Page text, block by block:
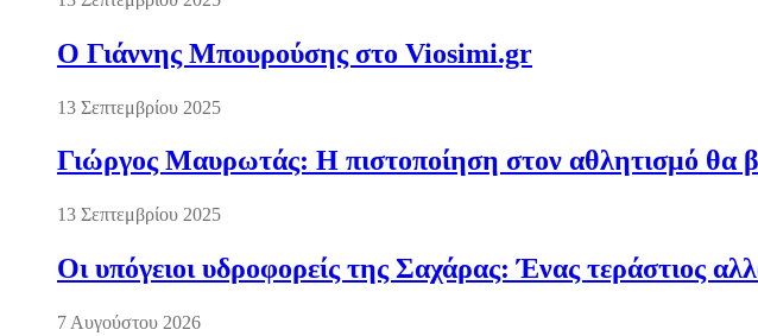
Ο Γιάννης Μπουρούσης στο Viosimi.gr
13 Σεπτεμβρίου 2025
Γιώργος Μαυρωτάς: Η πιστοποίηση στον αθλητισμό θα
13 Σεπτεμβρίου 2025
Οι υπόγειοι υδροφορείς της Σαχάρας: Ένας τεράστιος
7 Αυγούστου 2026